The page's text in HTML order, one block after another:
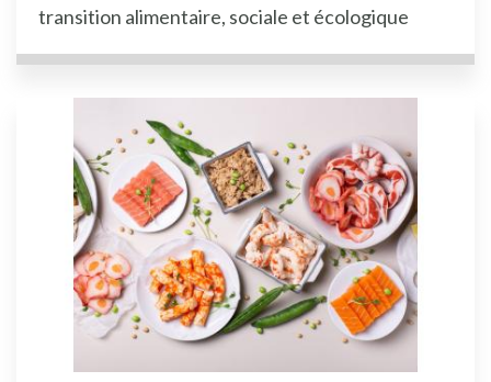
transition alimentaire, sociale et écologique